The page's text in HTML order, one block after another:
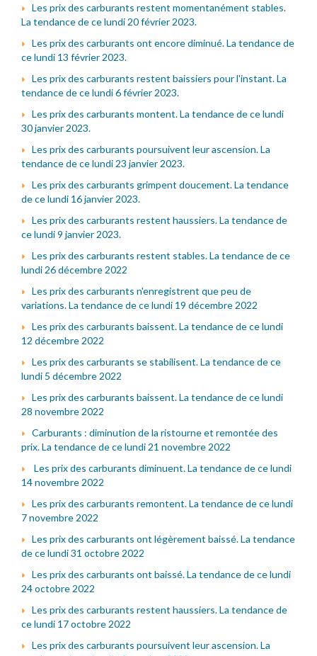
Les prix des carburants restent momentanément stables.
La tendance de ce lundi 20 février 2023.
Les prix des carburants ont encore diminué. La tendance de
ce lundi 13 février 2023.
Les prix des carburants restent baissiers pour l'instant. La
tendance de ce lundi 6 février 2023.
Les prix des carburants montent. La tendance de ce lundi
30 janvier 2023.
Les prix des carburants poursuivent leur ascension. La
tendance de ce lundi 23 janvier 2023.
Les prix des carburants grimpent doucement. La tendance
de ce lundi 16 janvier 2023.
Les prix des carburants restent haussiers. La tendance de
ce lundi 9 janvier 2023.
Les prix des carburants restent stables. La tendance de ce
lundi 26 décembre 2022
Les prix des carburants n'enregistrent que peu de
variations. La tendance de ce lundi 19 décembre 2022
Les prix des carburants baissent. La tendance de ce lundi
12 décembre 2022
Les prix des carburants se stabilisent. La tendance de ce
lundi 5 décembre 2022
Les prix des carburants baissent. La tendance de ce lundi
28 novembre 2022
Carburants : diminution de la ristourne et remontée des
prix. La tendance de ce lundi 21 novembre 2022
Les prix des carburants diminuent. La tendance de ce lundi
14 novembre 2022
Les prix des carburants remontent. La tendance de ce lundi
7 novembre 2022
Les prix des carburants ont légèrement baissé. La tendance
de ce lundi 31 octobre 2022
Les prix des carburants ont baissé. La tendance de ce lundi
24 octobre 2022
Les prix des carburants restent haussiers. La tendance de
ce lundi 17 octobre 2022
Les prix des carburants poursuivent leur ascension. La